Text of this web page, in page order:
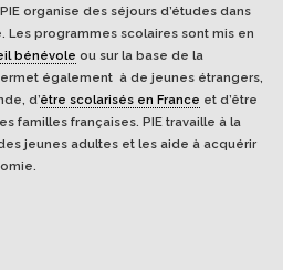
organise des séjours d’études dans
Les programmes scolaires sont mis en
bénévole ou sur la base de la
également à de jeunes étrangers,
d’être scolarisés en France et d’être
familles françaises. PIE travaille à la
jeunes adultes et les aide à acquérir